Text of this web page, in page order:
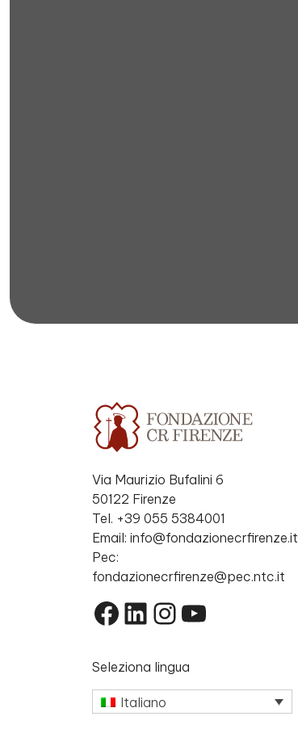
Via Maurizio Bufalini 6
50122 Firenze
Tel. +39 055 5384001
Email: info@fondazionecrfirenze.it
Pec:
fondazionecrfirenze@pec.ntc.it
Facebook
LinkedIn
Instagram
YouTube
Seleziona lingua
Italiano